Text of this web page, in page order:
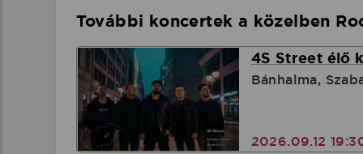
További koncertek a közelben
4S Street élő
Bánhalma,
2026.09.12